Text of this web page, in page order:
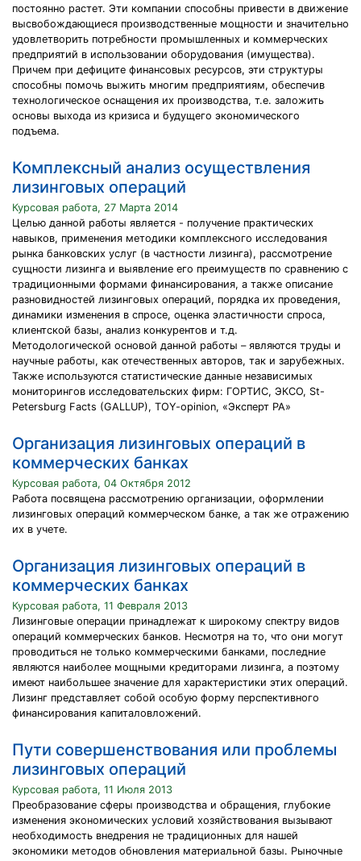
постоянно растет. Эти компании способны привести в движение
высвобождающиеся производственные мощности и значительно
удовлетворить потребности промышленных и коммерческих
предприятий в использовании оборудования (имущества).
Причем при дефиците финансовых ресурсов, эти структуры
способны помочь выжить многим предприятиям, обеспечив
технологическое оснащения их производства, т.е. заложить
основы выхода из кризиса и будущего экономического
подъема.
Комплексный анализ осуществления
лизинговых операций
Курсовая работа, 27 Марта 2014
Целью данной работы является - получение практических
навыков, применения методики комплексного исследования
рынка банковских услуг (в частности лизинга), рассмотрение
сущности лизинга и выявление его преимуществ по сравнению с
традиционными формами финансирования, а также описание
разновидностей лизинговых операций, порядка их проведения,
динамики изменения в спросе, оценка эластичности спроса,
клиентской базы, анализ конкурентов и т.д.
Методологической основой данной работы – являются труды и
научные работы, как отечественных авторов, так и зарубежных.
Также используются статистические данные независимых
мониторингов исследовательских фирм: ГОРТИС, ЭКСО, St-
Petersburg Facts (GALLUP), TOY-opinion, «Эксперт РА»
Организация лизинговых операций в
коммерческих банках
Курсовая работа, 04 Октября 2012
Работа посвящена рассмотрению организации, оформлении
лизинговых операций коммерческом банке, а так же отражению
их в учете.
Организация лизинговых операций в
коммерческих банках
Курсовая работа, 11 Февраля 2013
Лизинговые операции принадлежат к широкому спектру видов
операций коммерческих банков. Несмотря на то, что они могут
проводиться не только коммерческими банками, последние
являются наиболее мощными кредиторами лизинга, а поэтому
имеют наибольшее значение для характеристики этих операций.
Лизинг представляет собой особую форму перспективного
финансирования капиталовложений.
Пути совершенствования или проблемы
лизинговых операций
Курсовая работа, 11 Июля 2013
Преобразование сферы производства и обращения, глубокие
изменения экономических условий хозяйствования вызывают
необходимость внедрения не традиционных для нашей
экономики методов обновления материальной базы. Рыночные